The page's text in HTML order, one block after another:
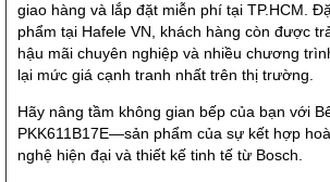
giao hàng và lắp đặt miễn phí tại TP.HCM.
phẩm tại Hafele VN, khách hàng còn được
hậu mãi chuyên nghiệp và nhiều chương
lại mức giá cạnh tranh nhất trên thị trường.
Hãy nâng tầm không gian bếp của bạn với
PKK611B17E—sản phẩm của sự kết hợp
nghệ hiện đại và thiết kế tinh tế từ Bosch.